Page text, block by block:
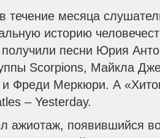
течение месяца
историю
получили песни Юрия
Scorpions, Майкла
и Фреди Меркюри. А
– Yesterday.
ажиотаж, появившийся